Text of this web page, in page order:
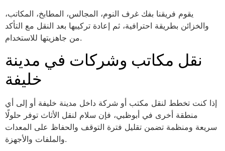
يقوم فريقنا بفك غرف النوم، المجالس، المطابخ، المكاتب،
والخزائن بطريقة احترافية، ثم إعادة تركيبها بعد النقل مع التأكد
من جاهزيتها للاستخدام.
نقل مكاتب وشركات في مدينة
خليفة
إذا كنت تخطط لنقل مكتب أو شركة داخل مدينة خليفة أو إلى أي
منطقة أخرى في أبوظبي، فإن سلام لنقل الأثاث توفر حلولًا
سريعة ومنظمة تضمن تقليل فترة التوقف والحفاظ على المعدات
والملفات والأجهزة.